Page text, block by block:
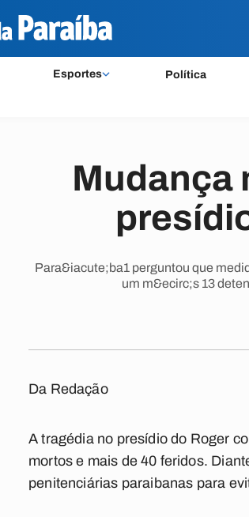
Esportes Política
Mudança
Para&iacute;ba1 perguntou que
um m&ecirc;s 13
Da Redação
A tragédia no presídio do Roger
mortos e mais de 40 feridos.
penitenciárias paraibanas para